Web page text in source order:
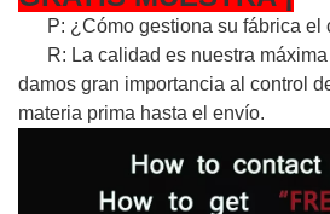
P: ¿Cómo gestiona su fábrica el
R: La calidad es nuestra
damos gran importancia al control
materia prima hasta el envío.